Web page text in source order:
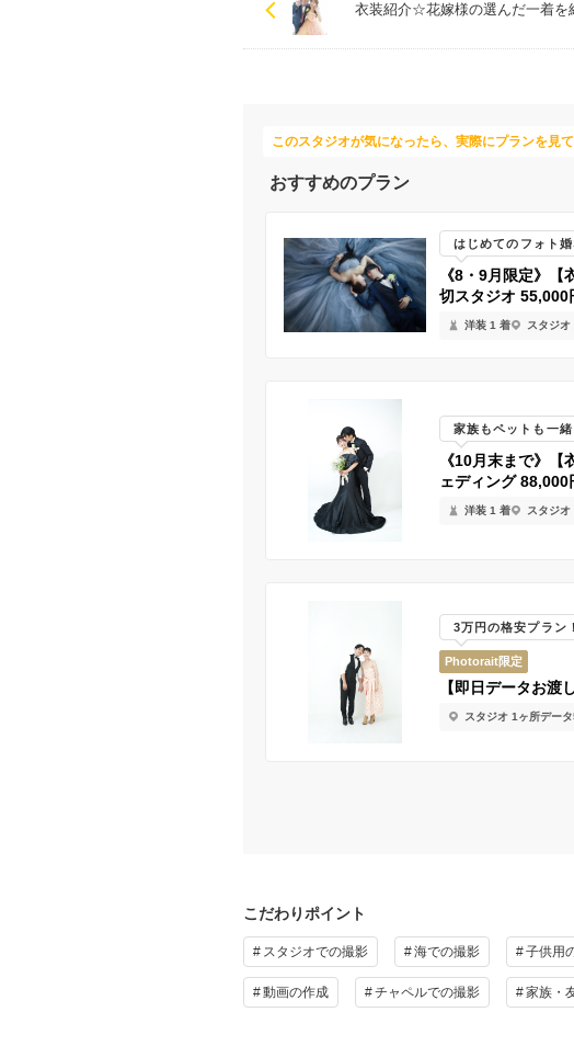
衣装紹介☆花嫁様の選んだ一着を
このスタジオが気になったら、実際にプランを見て
おすすめのプラン
はじめてのフォト婚
《8・9月限定》
切スタジオ 55,000
洋装 1 着 スタジオ
家族もペットも一緒
《10月末まで》
ェディング 88,000
洋装 1 着 スタジオ
3万円の格安プラン！
Photorait限定
【即日データお
スタジオ 1ヶ所デー
こだわりポイント
スタジオでの撮影 海での撮影 子供用
動画の作成 チャペルでの撮影 家族・